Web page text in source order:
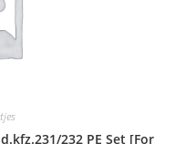
232 PE Set [For